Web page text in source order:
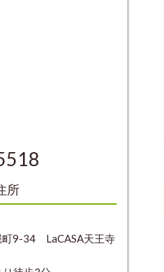
所
町9-34 LaCASA天王寺